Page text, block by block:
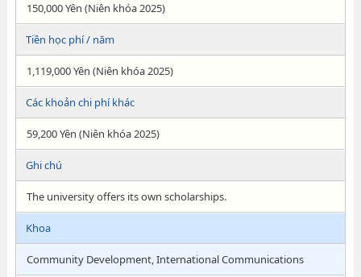
150,000 Yên (Niên khóa 2025)
Tiền học phí / năm
1,119,000 Yên (Niên khóa 2025)
Các khoản chi phí khác
59,200 Yên (Niên khóa 2025)
Ghi chú
The university offers its own scholarships.
Khoa
Community Development, International Communications